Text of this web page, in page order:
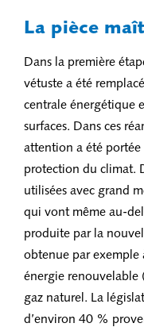
La pièce
Dans la première
vétuste a été
centrale énergétique
surfaces. Dans ces
attention a été portée
protection du climat.
utilisées avec grand
qui vont même au-
produite par la
obtenue par exemple
énergie renouvelable
gaz naturel. La
d’environ 40 %